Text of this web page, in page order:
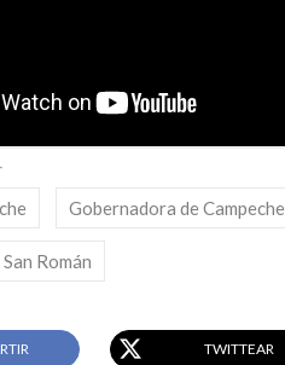
Gobernadora de Campeche
Román
TWITTEAR